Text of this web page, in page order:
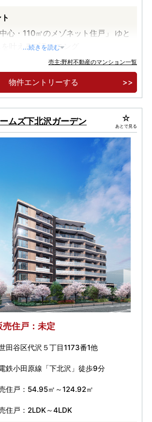
心・110㎡のメゾネット住戸」 ゆと
を叶えるプランニング
域＆3方接道角地」 通風や採光にも
着いた邸宅地
full＆サイクルガレージ採用・認定
...続きを読む
売主:野村不動産のマンション一覧
物件エントリーする
ムズ下北沢ガーデン あとで見る
売住戸：未定
田谷区代沢５丁目1173番1他
鉄小田原線「下北沢」徒歩9分
住戸：54.95㎡～124.92㎡
住戸：2LDK～4LDK